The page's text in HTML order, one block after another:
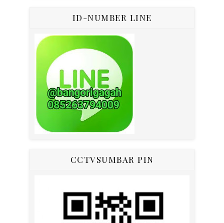
ID-NUMBER LINE
CCTVSUMBAR PIN